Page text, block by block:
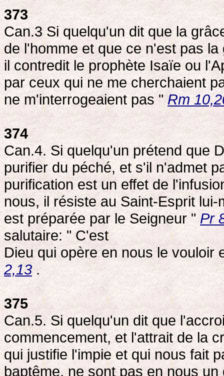
373
Can.3 Si quelqu'un dit que la
de l'homme et que ce n'est pas
il contredit le prophète Isaïe ou
par ceux qui ne me cherchaient
ne m'interrogeaient pas "Rm
374
Can.4. Si quelqu'un prétend que
purifier du péché, et s'il n'admet
purification est un effet de
nous, il résiste au Saint-Esprit
est préparée par le Seigneur "Pr
salutaire: " C'est
Dieu qui opère en nous le
2,13.
375
Can.5. Si quelqu'un dit que
commencement, et l'attrait de la
qui justifie l'impie et qui nous fait
baptême, ne sont pas en nous